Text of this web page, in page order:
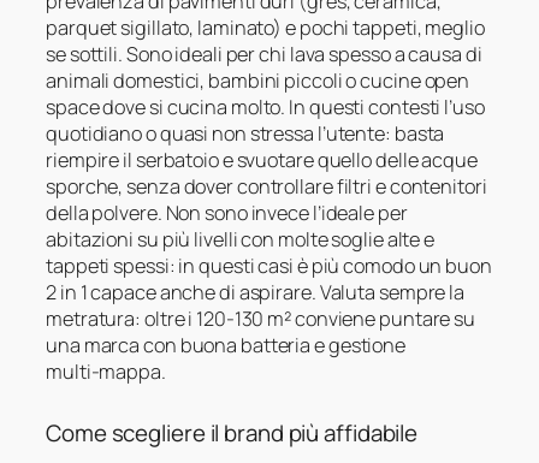
parquet sigillato, laminato) e pochi tappeti, meglio
se sottili. Sono ideali per chi lava spesso a causa di
animali domestici, bambini piccoli o cucine open
space dove si cucina molto. In questi contesti l’uso
quotidiano o quasi non stressa l’utente: basta
riempire il serbatoio e svuotare quello delle acque
sporche, senza dover controllare filtri e contenitori
della polvere. Non sono invece l’ideale per
abitazioni su più livelli con molte soglie alte e
tappeti spessi: in questi casi è più comodo un buon
2 in 1 capace anche di aspirare. Valuta sempre la
metratura: oltre i 120‑130 m² conviene puntare su
una marca con buona batteria e gestione
multi‑mappa.
Come scegliere il brand più affidabile